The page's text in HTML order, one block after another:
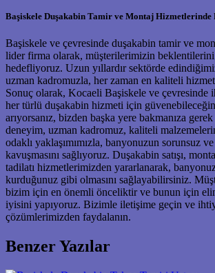
Başiskele Duşakabin Tamir ve Montaj
Başiskele ve çevresinde duşakabin tamir ve
lider firma olarak, müşterilerimizin beklentilerini
hedefliyoruz. Uzun yıllardır sektörde
uzman kadromuzla, her zaman en kaliteli
Sonuç olarak, Kocaeli Başiskele ve çevresinde
her türlü duşakabin hizmeti için
arıyorsanız, bizden başka yere bakmanıza
deneyim, uzman kadromuz, kaliteli
odaklı yaklaşımımızla, banyonuzun sorunsuz
kavuşmasını sağlıyoruz. Duşakabin satışı,
tadilatı hizmetlerimizden yararlanarak,
kurduğunuz gibi olmasını sağlayabilirsiniz.
bizim için en önemli önceliktir ve bunun için
iyisini yapıyoruz. Bizimle iletişime geçin ve
çözümlerimizden faydalanın.
Benzer Yazılar